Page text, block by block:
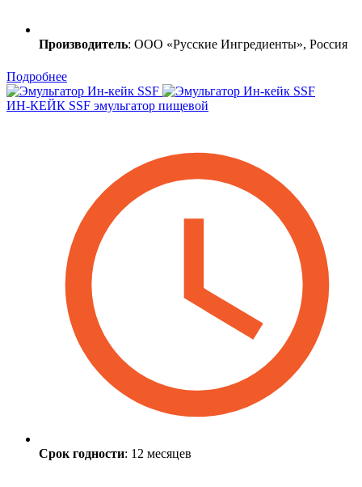
Производитель: ООО «Русские Ингредиенты», Россия
Подробнее
ИН-КЕЙК SSF эмульгатор пищевой
Срок годности: 12 месяцев